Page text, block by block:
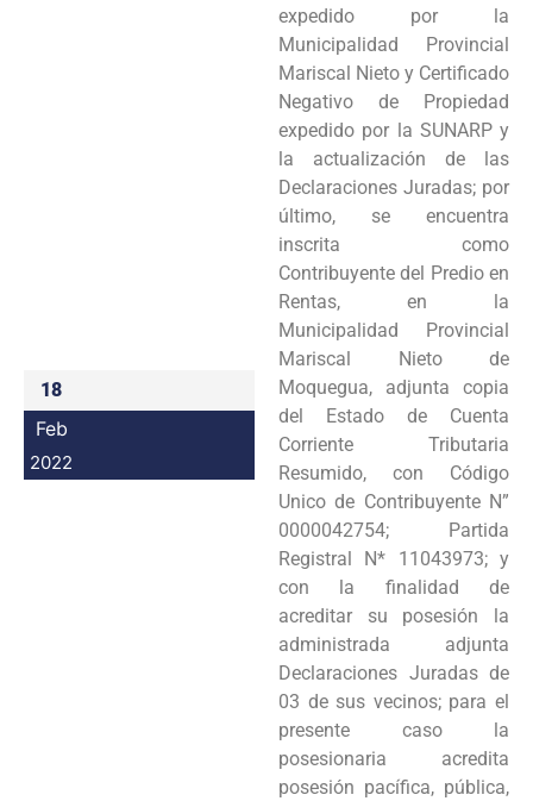
18
Feb
2022
expedido por la
Municipalidad Provincial
Mariscal Nieto y Certificado
Negativo de Propiedad
expedido por la SUNARP y
la actualización de las
Declaraciones Juradas; por
último, se encuentra
inscrita como
Contribuyente del Predio en
Rentas, en la
Municipalidad Provincial
Mariscal Nieto de
Moquegua, adjunta copia
del Estado de Cuenta
Corriente Tributaria
Resumido, con Código
Unico de Contribuyente N”
0000042754; Partida
Registral N* 11043973; y
con la finalidad de
acreditar su posesión la
administrada adjunta
Declaraciones Juradas de
03 de sus vecinos; para el
presente caso la
posesionaria acredita
posesión pacífica, pública,